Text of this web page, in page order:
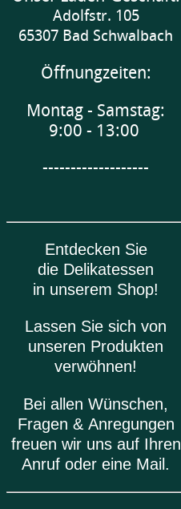
Adolfstr. 105
65307 Bad Schwalbach
Öffnungzeiten:
Montag - Samstag:
9:00 - 13:00
-------------------
Entdecken Sie
die Delikatessen
in unserem Shop!
Lassen Sie sich von
unseren Produkten
verwöhnen!
Bei allen Wünschen,
Fragen & Anregungen
freuen wir uns auf Ihren
Anruf oder eine Mail.